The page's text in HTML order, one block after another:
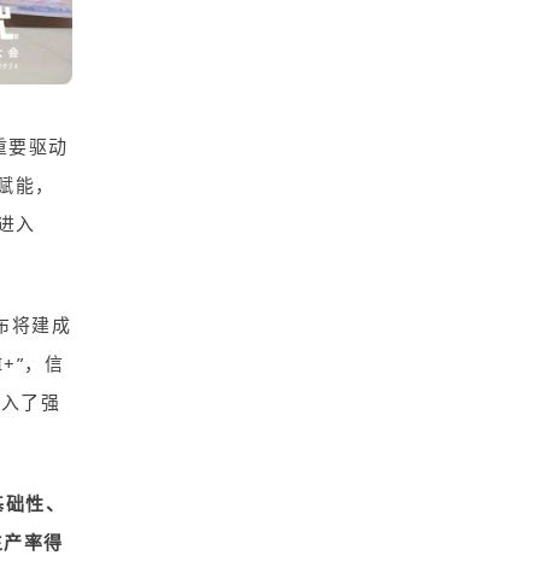
要驱动
，
入
将建成
，信
了强
性、
率得